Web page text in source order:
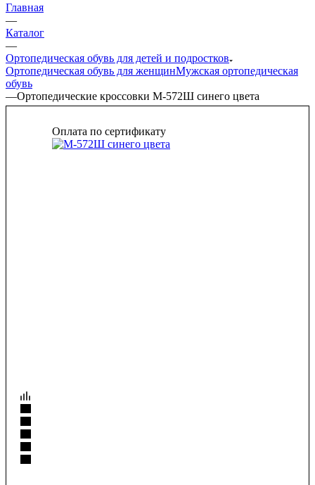
Главная
—
Каталог
—
Ортопедическая обувь для детей и подростков
Ортопедическая обувь для женщинМужская ортопедическая
обувь
—Ортопедические кроссовки М-572Ш синего цвета
Оплата по сертификату